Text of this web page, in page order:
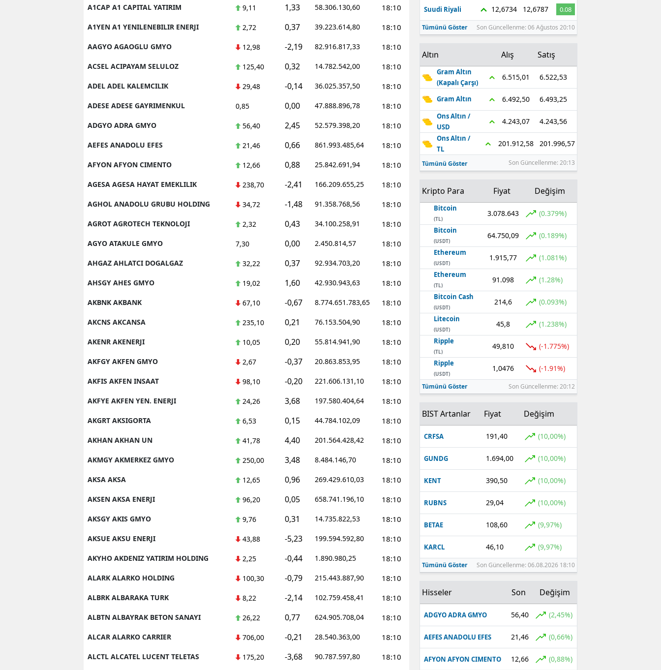
Edirne
Elazığ
Erzincan
Kütahya
Malatya
Manisa
Kahramanmaraş
Mardin
Muğla
Muş
Nevşehir
Niğde
Ordu
Rize
Sakarya
A1CAP A1 CAPITAL YATIRIM 9,11 1,33 58.306.130,60 18:10
A1YEN A1 YENILENEBILIR ENERJI 2,72 0,37 39.223.614,80 18:10
AAGYO AGAOGLU GMYO 12,98 -2,19 82.916.817,33 18:10
ACSEL ACIPAYAM SELULOZ 125,40 0,32 14.782.542,00 18:10
ADEL ADEL KALEMCILIK 29,48 -0,14 36.025.357,50 18:10
ADESE ADESE GAYRIMENKUL 0,85 0,00 47.888.896,78 18:10
ADGYO ADRA GMYO 56,40 2,45 52.579.398,20 18:10
AEFES ANADOLU EFES 21,46 0,66 861.993.485,64 18:10
AFYON AFYON CIMENTO 12,66 0,88 25.842.691,94 18:10
AGESA AGESA HAYAT EMEKLILIK 238,70 -2,41 166.209.655,25 18:10
AGHOL ANADOLU GRUBU HOLDING 34,72 -1,48 91.358.768,56 18:10
AGROT AGROTECH TEKNOLOJI 2,32 0,43 34.100.258,91 18:10
AGYO ATAKULE GMYO 7,30 0,00 2.450.814,57 18:10
AHGAZ AHLATCI DOGALGAZ 32,22 0,37 92.934.703,20 18:10
AHSGY AHES GMYO 19,02 1,60 42.930.943,63 18:10
AKBNK AKBANK 67,10 -0,67 8.774.651.783,65 18:10
AKCNS AKCANSA 235,10 0,21 76.153.504,90 18:10
AKENR AKENERJI 10,05 0,20 55.814.941,90 18:10
AKFGY AKFEN GMYO 2,67 -0,37 20.863.853,95 18:10
AKFIS AKFEN INSAAT 98,10 -0,20 221.606.131,10 18:10
AKFYE AKFEN YEN. ENERJI 24,26 3,68 197.580.404,64 18:10
AKGRT AKSIGORTA 6,53 0,15 44.784.102,09 18:10
AKHAN AKHAN UN 41,78 4,40 201.564.428,42 18:10
AKMGY AKMERKEZ GMYO 250,00 3,48 8.484.146,70 18:10
AKSA AKSA 12,65 0,96 269.429.610,03 18:10
AKSEN AKSA ENERJI 96,20 0,05 658.741.196,10 18:10
AKSGY AKIS GMYO 9,76 0,31 14.735.822,53 18:10
AKSUE AKSU ENERJI 43,88 -5,23 199.594.592,80 18:10
AKYHO AKDENIZ YATIRIM HOLDING 2,25 -0,44 1.890.980,25 18:10
ALARK ALARKO HOLDING 100,30 -0,79 215.443.887,90 18:10
ALBRK ALBARAKA TURK 8,22 -2,14 102.759.458,41 18:10
ALBTN ALBAYRAK BETON SANAYI 26,22 0,77 624.905.708,04 18:10
ALCAR ALARKO CARRIER 706,00 -0,21 28.540.363,00 18:10
ALCTL ALCATEL LUCENT TELETAS 175,20 -3,68 90.787.597,80 18:10
Suudi Riyali 12,6734 12,6787 0.08
Tümünü Göster Son Güncellenme: 06 Ağustos 20:10
Altın Alış Satış
Gram Altın
(Kapalı Çarşı)
6.515,01 6.522,53
Gram Altın 6.492,50 6.493,25
Ons Altın /
USD
4.243,07 4.243,56
Ons Altın /
TL
201.912,58 201.996,57
Tümünü Göster Son Güncellenme: 20:13
Kripto Para Fiyat Değişim
Bitcoin
(TL)
3.078.643 (0.379%)
Bitcoin
(USDT)
64.750,09 (0.189%)
Ethereum
(USDT)
1.915,77 (1.081%)
Ethereum
(TL)
91.098 (1.28%)
Bitcoin Cash
(USDT)
214,6 (0.093%)
Litecoin
(USDT)
45,8 (1.238%)
Ripple
(TL)
49,810 (-1.775%)
Ripple
(USDT)
1,0476 (-1.91%)
Tümünü Göster Son Güncellenme: 20:12
BIST Artanlar Fiyat Değişim
CRFSA 191,40 (10,00%)
GUNDG 1.694,00 (10,00%)
KENT 390,50 (10,00%)
RUBNS 29,04 (10,00%)
BETAE 108,60 (9,97%)
KARCL 46,10 (9,97%)
Tümünü Göster Son Güncellenme: 06.08.2026 18:10
Hisseler Son Değişim
ADGYO ADRA GMYO 56,40 (2,45%)
AEFES ANADOLU EFES 21,46 (0,66%)
AFYON AFYON CIMENTO 12,66 (0,88%)